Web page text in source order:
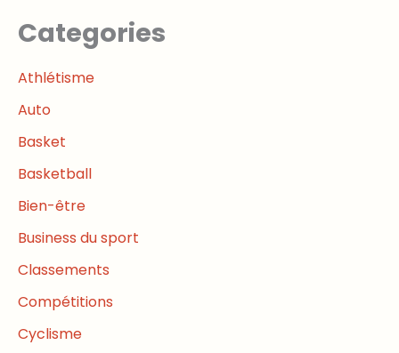
Categories
Athlétisme
Auto
Basket
Basketball
Bien-être
Business du sport
Classements
Compétitions
Cyclisme